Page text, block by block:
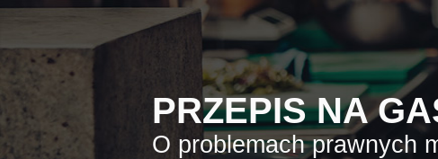
PRZEPIS NA
O problemach prawnych